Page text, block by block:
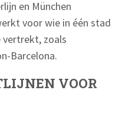
en München
voor wie in één stad
vertrekt, zoals
Barcelona.
VOOR